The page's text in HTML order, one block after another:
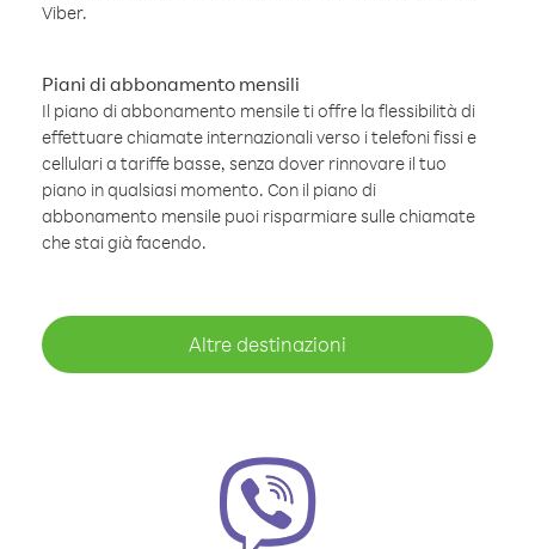
Viber.
Piani di abbonamento mensili
Il piano di abbonamento mensile ti offre la flessibilità di
effettuare chiamate internazionali verso i telefoni fissi e
cellulari a tariffe basse, senza dover rinnovare il tuo
piano in qualsiasi momento. Con il piano di
abbonamento mensile puoi risparmiare sulle chiamate
che stai già facendo.
Altre destinazioni